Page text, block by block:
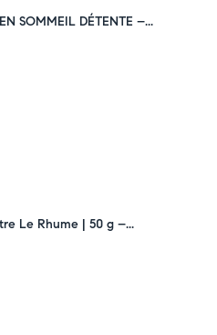
SOMMEIL DÉTENTE –...
Le Rhume | 50 g –...